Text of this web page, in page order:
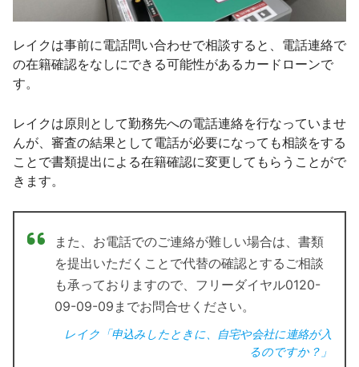
レイクは事前に電話問い合わせで相談すると、電話連絡で
の在籍確認をなしにできる可能性があるカードローンで
す。
レイクは原則として勤務先への電話連絡を行なっていませ
んが、審査の結果として電話が必要になっても相談をする
ことで書類提出による在籍確認に変更してもらうことがで
きます。
また、お電話でのご連絡が難しい場合は、書類
を提出いただくことで代替の確認とするご相談
も承っておりますので、フリーダイヤル0120-
09-09-09までお問合せください。
レイク「申込みしたときに、自宅や会社に連絡が入
るのですか？」